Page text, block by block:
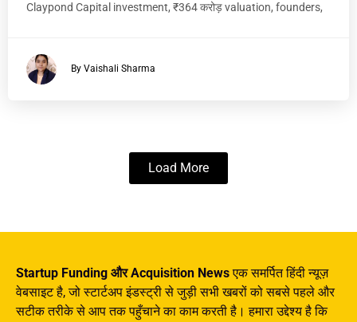
Claypond Capital investment, ₹364 करोड़ valuation, founders,
By Vaishali Sharma
Load More
Startup Funding और Acquisition Newsएक समर्पित हिंदी न्यूज़
वेबसाइट है, जो स्टार्टअप इंडस्ट्री से जुड़ी सभी खबरों को सबसे पहले और
सटीक तरीके से आप तक पहुँचाने का काम करती है। हमारा उद्देश्य है कि